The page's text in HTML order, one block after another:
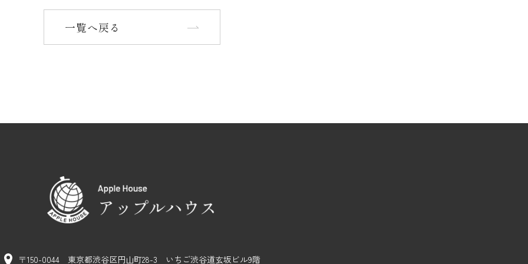
一覧へ戻る
〒150-0044 東京都渋谷区円山町28-3
いちご渋谷道玄坂ビル9階